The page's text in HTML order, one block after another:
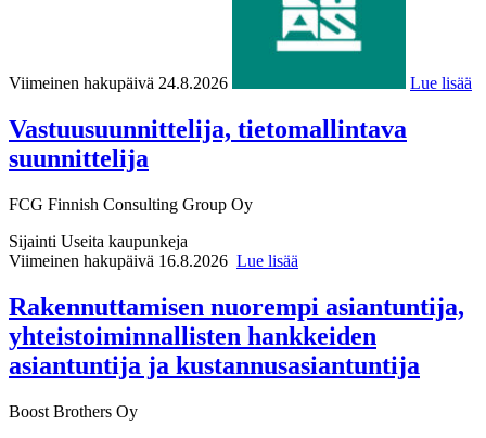
Viimeinen hakupäivä 24.8.2026 Lue lisää
Vastuusuunnittelija, tietomallintava
suunnittelija
FCG Finnish Consulting Group Oy
Sijainti Useita kaupunkeja
Viimeinen hakupäivä 16.8.2026 Lue lisää
Rakennuttamisen nuorempi asiantuntija,
yhteistoiminnallisten hankkeiden
asiantuntija ja kustannusasiantuntija
Boost Brothers Oy